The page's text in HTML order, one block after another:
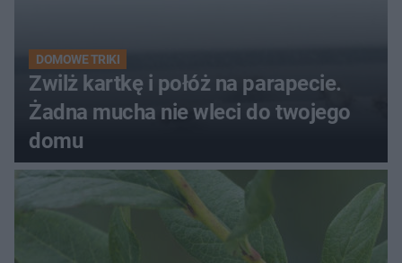
DOMOWE TRIKI
Zwilż kartkę i połóż na parapecie.
Żadna mucha nie wleci do twojego
domu